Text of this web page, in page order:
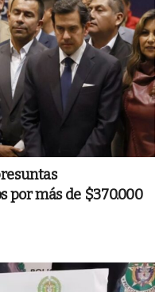
por más de $370.000